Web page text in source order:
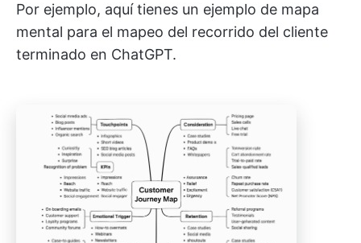
Por ejemplo, aquí tienes un ejemplo de mapa
mental para el mapeo del recorrido del cliente
terminado en ChatGPT.